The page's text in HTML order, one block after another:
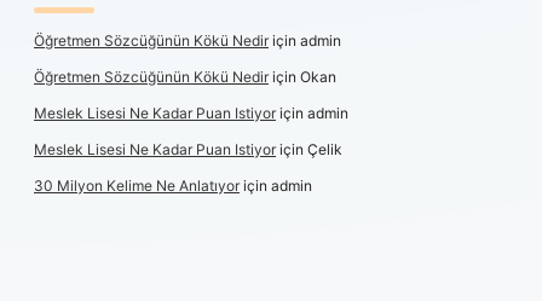
Öğretmen Sözcüğünün Kökü Nediriçin admin
Öğretmen Sözcüğünün Kökü Nediriçin Okan
Meslek Lisesi Ne Kadar Puan Istiyoriçin admin
Meslek Lisesi Ne Kadar Puan Istiyoriçin Çelik
30 Milyon Kelime Ne Anlatıyoriçin admin